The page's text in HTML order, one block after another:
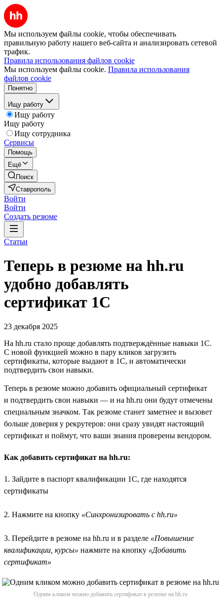
Мы используем файлы cookie, чтобы обеспечивать
правильную работу нашего веб-сайта и анализировать сетевой
трафик.
Правила использования файлов cookie
Мы используем файлы cookie. Правила использования
файлов cookie
Понятно
Ищу работу
Ищу работу
Ищу работу
Ищу сотрудника
Сервисы
Помощь
Ещё
Поиск
Ставрополь
Войти
Войти
Создать резюме
Статьи
Теперь в резюме на hh.ru
удобно добавлять
сертификат 1С
23 декабря 2025
На hh.ru стало проще добавлять подтверждённые навыки 1С.
С новой функцией можно в пару кликов загрузить
сертификаты, которые выдают в 1С, и автоматически
подтвердить свои навыки.
Теперь в резюме можно добавить официальный сертификат
и подтвердить свои навыки — и на hh.ru они будут отмечены
специальным значком. Так резюме станет заметнее и вызовет
больше доверия у рекрутеров: они сразу увидят настоящий
сертификат и поймут, что ваши знания проверены вендором.
Как добавить сертификат на hh.ru:
1. Зайдите в паспорт квалификации 1С, где находятся
сертификаты
2. Нажмите на кнопку «Синхронизировать с hh.ru»
3. Перейдите в резюме на hh.ru и в разделе «Повышение
квалификации, курсы» нажмите на кнопку «Добавить
сертификат»
Одним кликом можно добавить сертификат в резюме на hh.ru